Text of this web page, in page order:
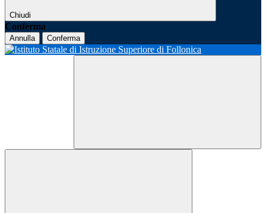
Chiudi
Conferma
Annulla Conferma